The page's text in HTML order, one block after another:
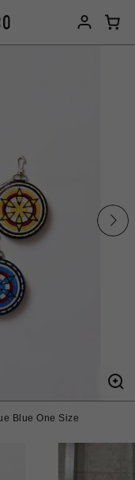
Blue One Size